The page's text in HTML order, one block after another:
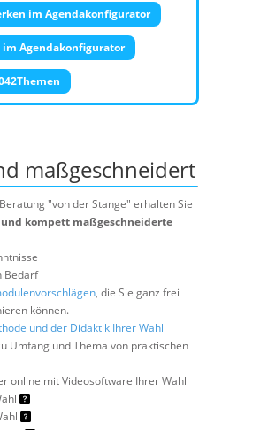
im Agendakonfigurator
Agendakonfigurator
maßgeschneidert
"von der Stange" erhalten Sie
kompett maßgeschneiderte
Bedarf
, die Sie ganz frei
können.
und der Didaktik Ihrer Wahl
Umfang und Thema von praktischen
online mit Videosoftware Ihrer Wahl